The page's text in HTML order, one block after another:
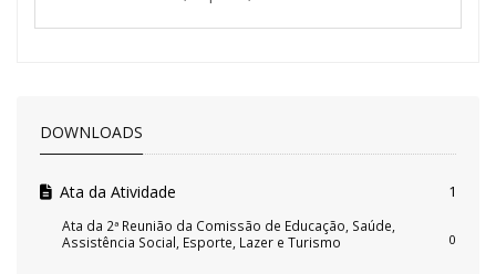
DOWNLOADS
Ata da Atividade 1
Ata da 2ª Reunião da Comissão de Educação, Saúde,
Assistência Social, Esporte, Lazer e Turismo
0